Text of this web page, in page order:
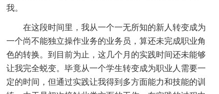
我。
在这段时间里，我从一个一无所知的新人转变成为
一个尚不能独立操作业务的业务员，算还未完成职业角
色的转换。到目前为止，这几个月的实践时间还未能够
让我完全蜕变。毕竟从一个学生转变成为职业人需要一
定的时间，但通过实践让我得到多方面能力和技能的训